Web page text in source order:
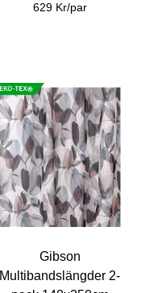
629 Kr/par
Gibson
Multibandslängder 2-